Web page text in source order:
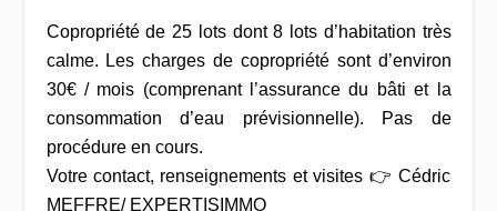
Copropriété de 25 lots dont 8 lots d’habitation très
calme. Les charges de copropriété sont d’environ
30€ / mois (comprenant l’assurance du bâti et la
consommation d’eau prévisionnelle). Pas de
procédure en cours.
Votre contact, renseignements et visites 👉 Cédric
MEFFRE/ EXPERTISIMMO